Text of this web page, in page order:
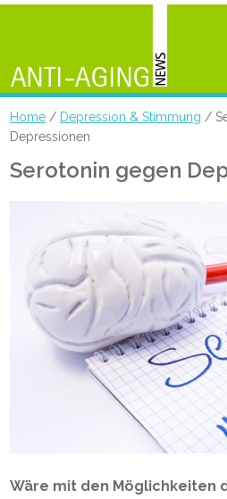
Home / Depression & Stimmung /
Depressionen
Serotonin gegen
Wäre mit den Möglichkeiten